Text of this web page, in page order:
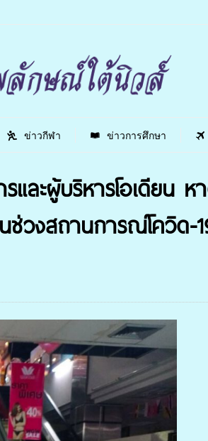
ข่าวกีฬา ข่าวการศึกษา
ละผู้บริหารโอเดียน
ช่วงสถานการณ์โควิด-